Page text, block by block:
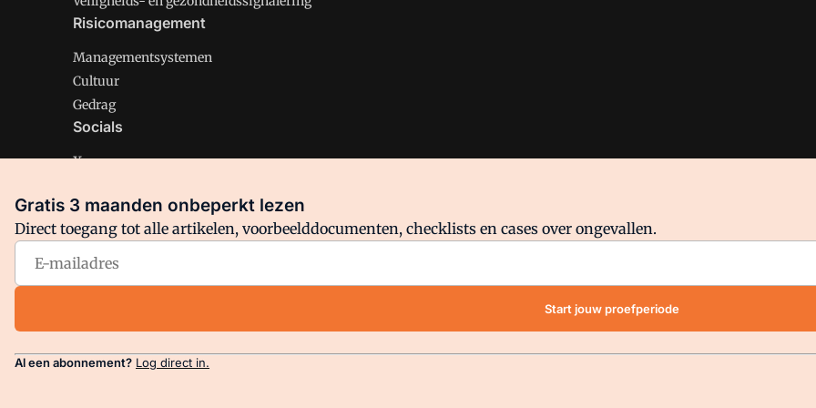
Risicomanagement
Managementsystemen
Cultuur
Gedrag
Socials
X
Facebook
Arbo is onderdeel van VMN media. Lees inons manifestwaar VMN media voor staat. Op gebruik van deze site zijn de
Gratis 3 maanden onbeperkt lezen
Direct toegang tot alle artikelen, voorbeelddocumenten, checklists en cases over ongevallen.
Start jouw proefperiode
Al een abonnement? Log direct in.